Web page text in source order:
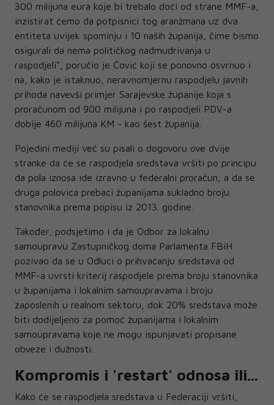
300 milijuna eura koje bi trebalo doći od strane MMF-a,
inzistirat ćemo da potpisnici tog aranžmana uz dva
entiteta uvijek spominju i 10 naših županija, čime bismo
osigurali da nema političkog nadmudrivanja u
raspodjeli”, poručio je Čović koji se ponovno osvrnuo i
na, kako je istaknuo, neravnomjernu raspodjelu javnih
prihoda navevši primjer Sarajevske županije koja s
proračunom od 900 milijuna i po raspodjeli PDV-a
dobije 460 milijuna KM - kao šest županija.
Pojedini mediji već su pisali o dogovoru ove dvije
stranke da će se raspodjela sredstava vršiti po principu
da pola iznosa ide izravno u federalni proračun, a da se
druga polovica prebaci županijama sukladno broju
stanovnika prema popisu iz 2013. godine.
Također, podsjetimo i da je Odbor za lokalnu
samoupravu Zastupničkog doma Parlamenta FBiH
pozivao da se u Odluci o prihvaćanju sredstava od
MMF-a uvrsti kriterij raspodjele prema broju stanovnika
u županijama i lokalnim samoupravama i broju
zaposlenih u realnom sektoru, dok 20% sredstava može
biti dodijeljeno za pomoć županijama i lokalnim
samoupravama koje ne mogu ispunjavati propisane
obveze i dužnosti.
Kompromis i 'restart' odnosa ili...
Kako će se raspodjela sredstava u Federaciji vršiti,